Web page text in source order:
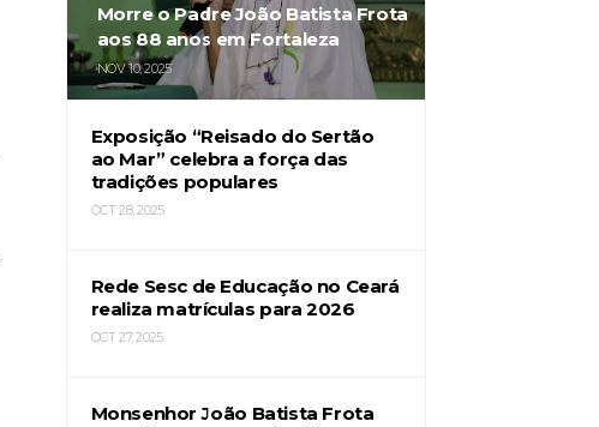
Morre o Padre João Batista Frota
aos 88 anos em Fortaleza
NOV 10, 2025
Exposição “Reisado do Sertão
ao Mar” celebra a força das
tradições populares
OCT 28, 2025
Rede Sesc de Educação no Ceará
realiza matrículas para 2026
OCT 27, 2025
Monsenhor João Batista Frota